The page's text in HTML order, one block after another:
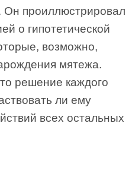
Он проиллюстрировал
о гипотетической
возможно,
мятежа.
решение каждого
ли ему
всех остальных